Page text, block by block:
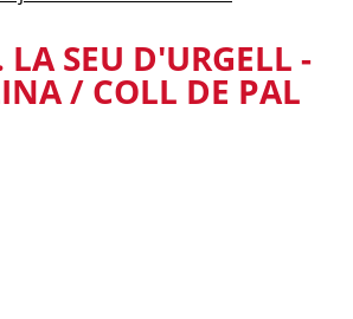
LA SEU D'URGELL -
/ COLL DE PAL